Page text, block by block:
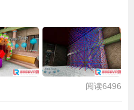
阅读6496